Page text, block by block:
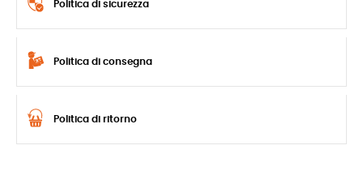
Politica di sicurezza
Politica di consegna
Politica di ritorno